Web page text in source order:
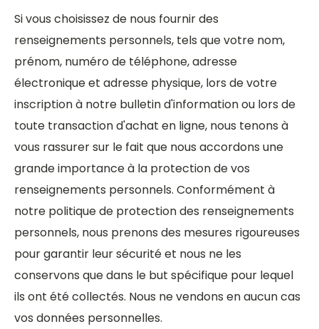
Si vous choisissez de nous fournir des
renseignements personnels, tels que votre nom,
prénom, numéro de téléphone, adresse
électronique et adresse physique, lors de votre
inscription à notre bulletin d'information ou lors de
toute transaction d'achat en ligne, nous tenons à
vous rassurer sur le fait que nous accordons une
grande importance à la protection de vos
renseignements personnels. Conformément à
notre politique de protection des renseignements
personnels, nous prenons des mesures rigoureuses
pour garantir leur sécurité et nous ne les
conservons que dans le but spécifique pour lequel
ils ont été collectés. Nous ne vendons en aucun cas
vos données personnelles.